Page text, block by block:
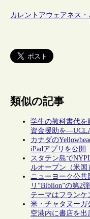
カレントアウェアネス
類似の記事
学生の教科書代を
資金援助を
カナダの
iPadアプリを公開
スタテン島で
ルオープン（米国
ニューヨーク公共
リ“Biblion”の第2
テーマはフランケ
米・チャタヌーガ
空港内に書店を